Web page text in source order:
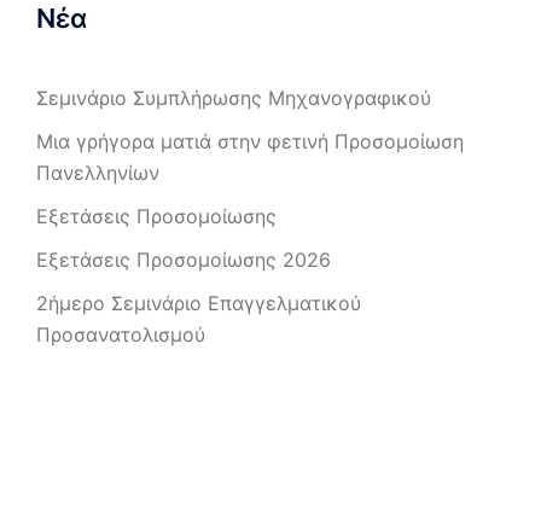
Νέα
Σεμινάριο Συμπλήρωσης Μηχανογραφικού
Μια γρήγορα ματιά στην φετινή Προσομοίωση
Πανελληνίων
Εξετάσεις Προσομοίωσης
Εξετάσεις Προσομοίωσης 2026
2ήμερο Σεμινάριο Επαγγελματικού
Προσανατολισμού